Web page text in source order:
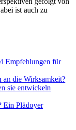
ist auch zu
Empfehlungen für
die Wirksamkeit?
sie entwickeln
Ein Plädoyer